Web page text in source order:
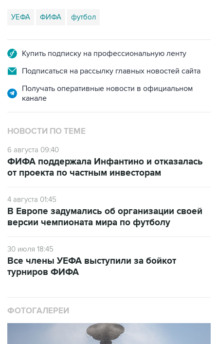
УЕФА ФИФА футбол
Купить подписку на профессиональную ленту
Подписаться на рассылку главных новостей сайта
Получать оперативные новости в официальном
канале
НОВОСТИ ПО ТЕМЕ
6 августа 09:40
ФИФА поддержала Инфантино и отказалась
от проекта по частным инвесторам
4 августа 01:45
В Европе задумались об организации своей
версии чемпионата мира по футболу
30 июля 18:45
Все члены УЕФА выступили за бойкот
турниров ФИФА
ФОТОГАЛЕРЕИ